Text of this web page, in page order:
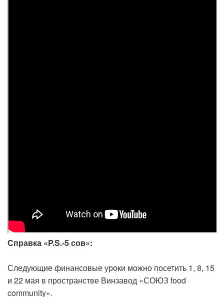
Справка «P.S.-5 сов»:
Следующие финансовые уроки можно посетить 1, 8, 15
и 22 мая в пространстве Винзавод «СОЮЗ food
community».